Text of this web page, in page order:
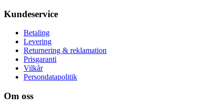
Kundeservice
Betaling
Levering
Returnering & reklamation
Prisgaranti
Vilkår
Persondatapolitik
Om oss